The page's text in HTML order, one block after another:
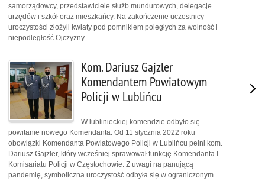
samorządowcy, przedstawiciele służb mundurowych, delegacje
urzędów i szkół oraz mieszkańcy. Na zakończenie uczestnicy
uroczystości złożyli kwiaty pod pomnikiem poległych za wolność i
niepodległość Ojczyzny.
Kom. Dariusz Gajzler
Komendantem Powiatowym
Policji w Lublińcu
W lublinieckiej komendzie odbyło się
powitanie nowego Komendanta. Od 11 stycznia 2022 roku
obowiązki Komendanta Powiatowego Policji w Lublińcu pełni kom.
Dariusz Gajzler, który wcześniej sprawował funkcję Komendanta I
Komisariatu Policji w Częstochowie. Z uwagi na panującą
pandemię, symboliczna uroczystość odbyła się w ograniczonym